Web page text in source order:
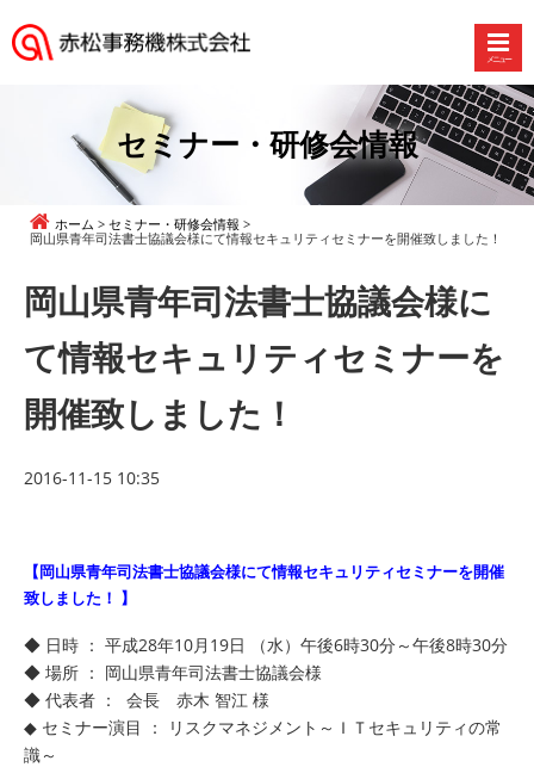
メニュー
社
セミナー・研修会情報
ホーム
セミナー・研修会情報
岡山県青年司法書士協議会様にて情報セキュリティセミナーを開催致しました！
岡山県青年司法書士協議会様に
て情報セキュリティセミナーを
開催致しました！
2016-11-15 10:35
【岡山県青年司法書士協議会様にて情報セキュリティセミナーを開催
致しました！ 】
◆ 日時 ： 平成28年10月19日 （水）午後6時30分～午後8時30分
◆ 場所 ： 岡山県青年司法書士協議会様
◆ 代表者 ： 会長 赤木 智江 様
◆ セミナー演目 ： リスクマネジメント～ＩＴセキュリティの常
識～